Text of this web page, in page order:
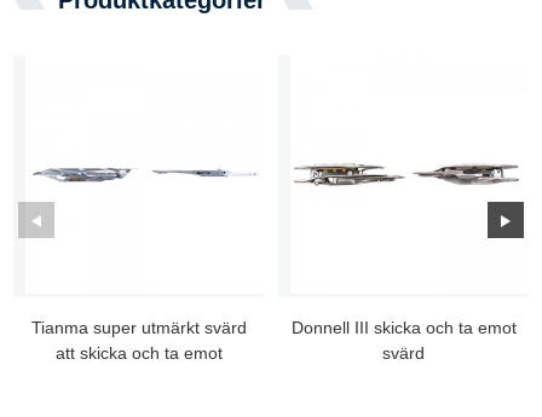
Tianma super utmärkt svärd
att skicka och ta emot
Donnell III skicka och ta emot
svärd